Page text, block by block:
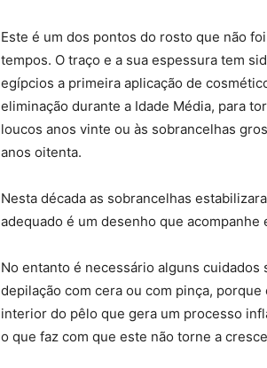
Este é um dos pontos do rosto que não
tempos. O traço e a sua espessura tem
egípcios a primeira aplicação de
eliminação durante a Idade Média, para
loucos anos vinte ou às sobrancelhas
anos oitenta.
Nesta década as sobrancelhas
adequado é um desenho que acompanhe
No entanto é necessário alguns cuidados
depilação com cera ou com pinça,
interior do pêlo que gera um processo
o que faz com que este não torne a